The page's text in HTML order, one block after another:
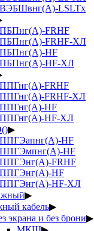
LSLTx
FRHF
FRHF-ХЛ
HF
HF-ХЛ
FRHF
FRHF-ХЛ
HF
HF-ХЛ
▶
HF
HF
FRHF
HF
HF-ХЛ
▶
кабель▶
экрана и без брони▶